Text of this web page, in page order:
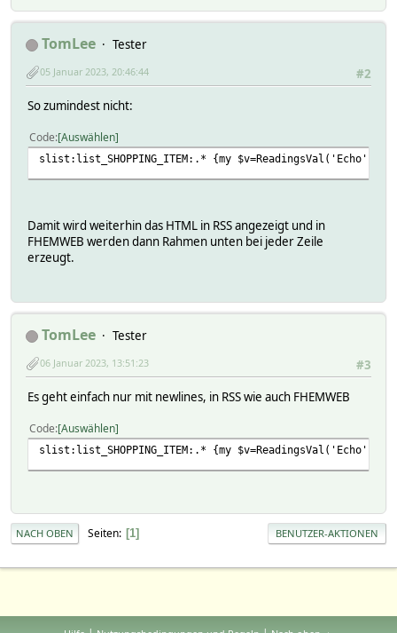
TomLee
Tester
#2
05 Januar 2023, 20:46:44
So zumindest nicht:
Code Auswählen
slist:list_SHOPPING_ITEM:.* {my
Damit wird weiterhin das HTML in RSS angezeigt und in
FHEMWEB werden dann Rahmen unten bei jeder Zeile
erzeugt.
TomLee
Tester
#3
06 Januar 2023, 13:51:23
Es geht einfach nur mit newlines, in RSS wie auch FHEMWEB
Code Auswählen
slist:list_SHOPPING_ITEM:.* {my
NACH OBEN Seiten 1 BENUTZER-AKTIONEN